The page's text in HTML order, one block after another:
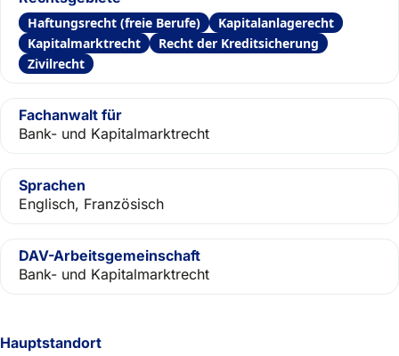
Hauptstandort
Haftungsrecht (freie Berufe)
Kapitalanlagerecht
Kapitalmarktrecht
Recht der Kreditsicherung
Zivilrecht
Fachanwalt für
Bank- und Kapitalmarktrecht
Sprachen
Englisch, Französisch
DAV-Arbeitsgemeinschaft
Bank- und Kapitalmarktrecht